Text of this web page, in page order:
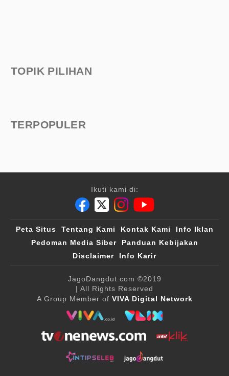
TOPIK PILIHAN
TERPOPULER
Ikuti kami di:
Peta Situs Tentang Kami Kontak Kami
Info Iklan
Pedoman Media Siber
Panduan Kebijakan
Disclaimer
Info Karir
JagoDangdut.com ©2019
| All Rights Reserved
A Group Member of VIVA Digital Network